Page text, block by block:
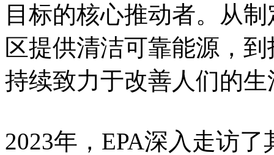
目标的核心推动者。从
区提供清洁可靠能源，
持续致力于改善人们的
2023年，EPA深入走访